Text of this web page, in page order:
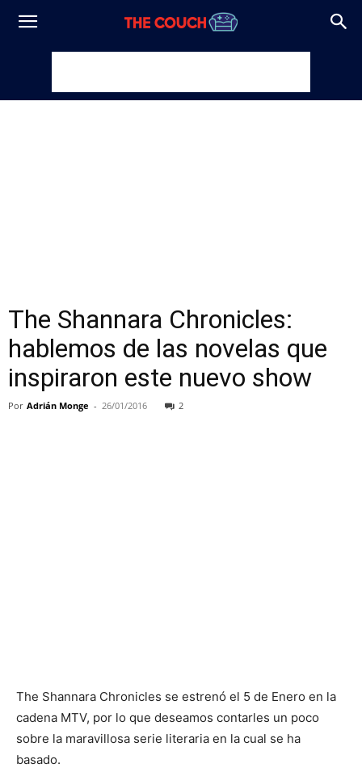
The Shannara Chronicles:
hablemos de las novelas que
inspiraron este nuevo show
Por Adrián Monge - 26/01/2016 2
The Shannara Chronicles se estrenó el 5 de Enero en la
cadena MTV, por lo que deseamos contarles un poco
sobre la maravillosa serie literaria en la cual se ha
basado.